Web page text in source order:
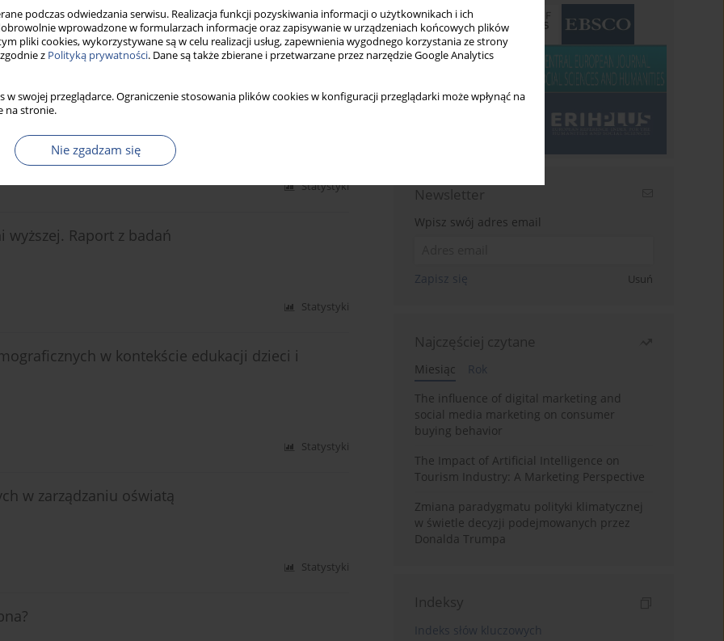
podczas odwiedzania serwisu. Realizacja funkcji pozyskiwania informacji o użytkownikach i ich
wprowadzone w formularzach informacje oraz zapisywanie w urządzeniach końcowych plików
pliki cookies, wykorzystywane są w celu realizacji usług, zapewnienia wygodnego korzystania ze strony
z Polityką prywatności. Dane są także zbierane i przetwarzane przez narzędzie Google Analytics
w swojej przeglądarce. Ograniczenie stosowania plików cookies w konfiguracji przeglądarki może wpłynąć na
na stronie.
Nie zgadzam się
Statystyki
prognoz demograficznych
Statystyki
wyższej. Raport z badań
Statystyki
w kontekście edukacji dzieci i
Statystyki
w zarządzaniu oświatą
Statystyki
Newsletter
Wpisz swój adres email
Zapisz się Usuń
Najczęściej czytane
Miesiąc
Rok
The influence of digital marketing and
social media marketing on consumer
buying behavior
The Impact of Artificial Intelligence on
Tourism Industry: A Marketing Perspective
Zmiana paradygmatu polityki klimatycznej
w świetle decyzji podejmowanych przez
Donalda Trumpa
Indeksy
Indeks słów kluczowych